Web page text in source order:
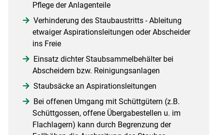
Pflege der Anlagenteile
Verhinderung des Staubaustritts - Ableitung
etwaiger Aspirationsleitungen oder Abscheider
ins Freie
Einsatz dichter Staubsammelbehälter bei
Abscheidern bzw. Reinigungsanlagen
Staubsäcke an Aspirationsleitungen
Bei offenen Umgang mit Schüttgütern (z.B.
Schüttgossen, offene Übergabestellen u. im
Flachlagern) kann durch Begrenzung der